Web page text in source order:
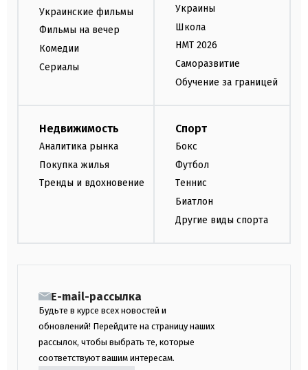
Украинские фильмы
Фильмы на вечер
Комедии
Сериалы
Украины
Школа
НМТ 2026
Саморазвитие
Обучение за границей
Недвижимость
Аналитика рынка
Покупка жилья
Тренды и вдохновение
Спорт
Бокс
Футбол
Теннис
Биатлон
Другие виды спорта
E-mail-рассылка
Будьте в курсе всех новостей и
обновлений! Перейдите на страницу наших
рассылок, чтобы выбрать те, которые
соответствуют вашим интересам.